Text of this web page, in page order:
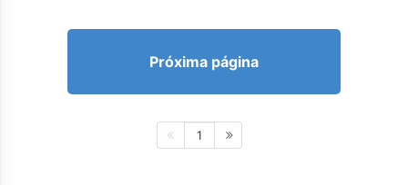
Próxima página
1